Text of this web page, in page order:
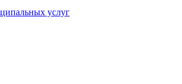
услуг